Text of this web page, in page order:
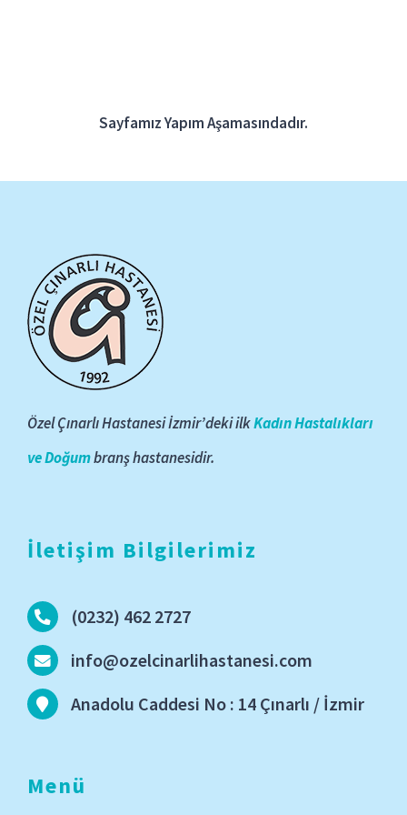
Sayfamız Yapım Aşamasındadır.
Özel Çınarlı Hastanesi İzmir’deki ilkKadın Hastalıkları
ve Doğumbranş hastanesidir.
İletişim Bilgilerimiz
(0232) 462 2727
info@ozelcinarlihastanesi.com
Anadolu Caddesi No : 14 Çınarlı / İzmir
Menü